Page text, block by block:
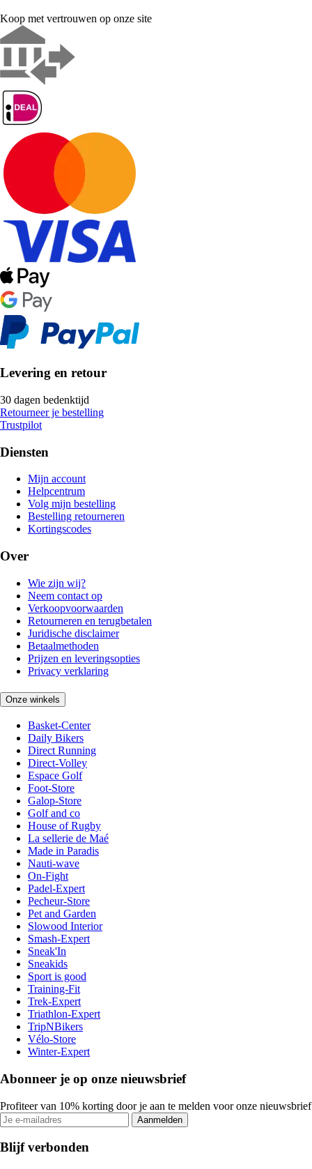
Koop met vertrouwen op onze site
Levering en retour
30 dagen bedenktijd
Retourneer je bestelling
Trustpilot
Diensten
Mijn account
Helpcentrum
Volg mijn bestelling
Bestelling retourneren
Kortingscodes
Over
Wie zijn wij?
Neem contact op
Verkoopvoorwaarden
Retourneren en terugbetalen
Juridische disclaimer
Betaalmethoden
Prijzen en leveringsopties
Privacy verklaring
Onze winkels
Basket-Center
Daily Bikers
Direct Running
Direct-Volley
Espace Golf
Foot-Store
Galop-Store
Golf and co
House of Rugby
La sellerie de Maé
Made in Paradis
Nauti-wave
On-Fight
Padel-Expert
Pecheur-Store
Pet and Garden
Slowood Interior
Smash-Expert
Sneak'In
Sneakids
Sport is good
Training-Fit
Trek-Expert
Triathlon-Expert
TripNBikers
Vélo-Store
Winter-Expert
Abonneer je op onze nieuwsbrief
Profiteer van 10% korting door je aan te melden voor onze nieuwsbrief
Aanmelden
Blijf verbonden